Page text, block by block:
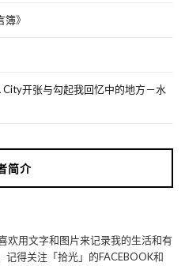
簿》
City开张与勾起我回忆中的地方－水
简介
欢用文字和图片来记录我的生活和有
得关注「拾光」的FACEBOOK和